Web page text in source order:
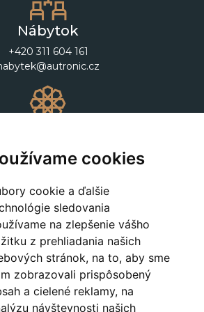
cookies
cookie a ďalšie
sledovania
na zlepšenie vášho
z prehliadania našich
stránok, na to, aby sme
zobrazovali prispôsobený
a cielené reklamy, na
návštevnosti našich
Nábytok
+420 311 604 161
+420 311 604 182
dekorace@autronic.cz
spoločnosť zaoberajúca sa dovozom a